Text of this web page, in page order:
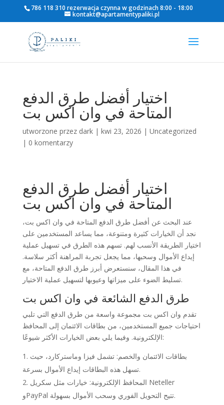
786 118 310 rezerwacja czynna w godzinach 8:00 - 18:00
kontakt@apartamentypaliki.pl
اختيار أفضل طرق الدفع
المتاحة في وان اكس بت
utworzone przez dark| kwi 23, 2026 | Uncategorized
| 0 komentarzy
اختيار أفضل طرق الدفع
المتاحة في وان اكس بت
عند البحث عن أفضل طرق الدفع المتاحة في وان اكس بت،
نجد أن الخيارات كثيرة ومتنوعة، مما يساعد المستخدمين على
اختيار الطريقة الأنسب لهم. تسهم هذه الطرق في تسهيل عملية
إيداع الأموال وسحبها، مما يجعل تجربة المراهنة أكثر سلاسة.
في هذا المقال، سنستعرض أبرز طرق الدفع المتاحة، مع
تسليط الضوء على ميزاتها وعيوبها لتسهيل عملية الاختيار.
طرق الدفع الشائعة في وان اكس بت
تقدم وان اكس بت مجموعة واسعة من طرق الدفع التي تلبي
احتياجات جميع المستخدمين، من بطاقات الائتمان إلى المحافظ
الإلكترونية. وفيما يلي بعض الخيارات الأكثر شيوعًا:
بطاقات الائتمان والخصم: تشمل فيزا وماستركارد، حيث
تسهل هذه البطاقات إيداع الأموال بسرعة.
المحافظ الإلكترونية: خيارات مثل سكريل Neteller
وPayPal تتيح التحويل الفوري وسحب الأموال بسهولة.